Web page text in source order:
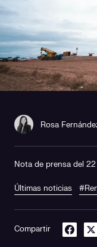
Rosa
Nota de prensa del
Últimas noticias
Compartir